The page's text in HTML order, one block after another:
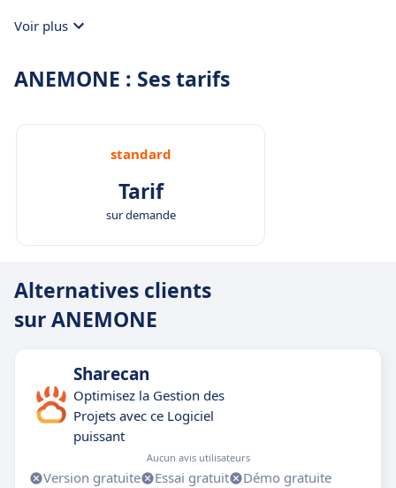
Voir plus
ANEMONE : Ses tarifs
standard
Tarif
sur demande
Alternatives clients
sur ANEMONE
Sharecan
Optimisez la Gestion des
Projets avec ce Logiciel
puissant
Aucun avis utilisateurs
Version gratuite Essai gratuit
Démo gratuite